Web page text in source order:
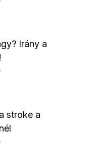
Irány a
stroke a